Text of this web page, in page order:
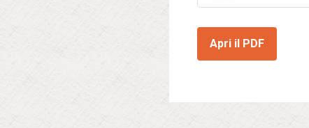
Apri il PDF